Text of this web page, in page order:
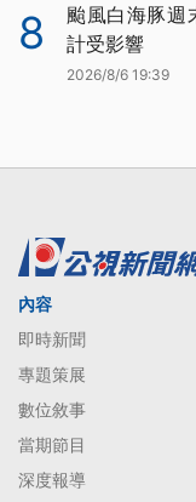
8
颱風白海豚週
計受影響
2026/8/6 19:39
內容
即時新聞
專題策展
數位敘事
當期節目
深度報導